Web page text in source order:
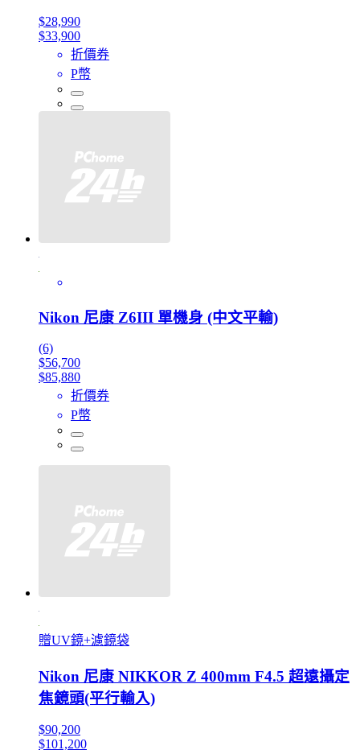
$28,990
$33,900
折價券
P幣
Nikon 尼康 Z6III 單機身 (中文平輸)
(6)
$56,700
$85,880
折價券
P幣
贈UV鏡+濾鏡袋
Nikon 尼康 NIKKOR Z 400mm F4.5 超遠攝定
焦鏡頭(平行輸入)
$90,200
$101,200